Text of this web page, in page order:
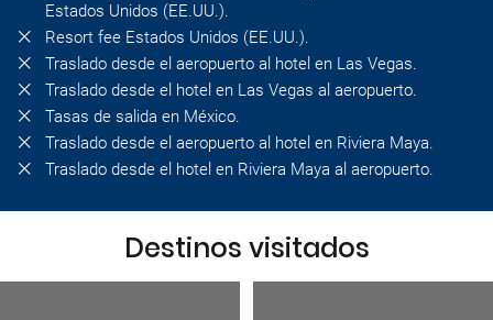
Estados Unidos (EE.UU.).
Resort fee Estados Unidos (EE.UU.).
Traslado desde el aeropuerto al hotel en Las Vegas.
Traslado desde el hotel en Las Vegas al aeropuerto.
Tasas de salida en México.
Traslado desde el aeropuerto al hotel en Riviera Maya.
Traslado desde el hotel en Riviera Maya al aeropuerto.
Destinos visitados